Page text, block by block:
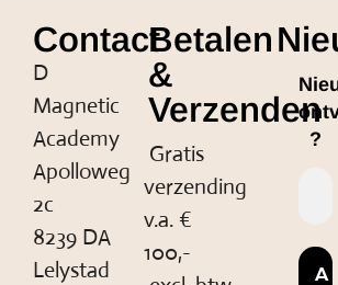
Contact
D
Magnetic
Academy
Apolloweg
2c
8239 DA
Lelystad
Betalen
&
Verzenden
Gratis
verzending
v.a. €
100,-
?